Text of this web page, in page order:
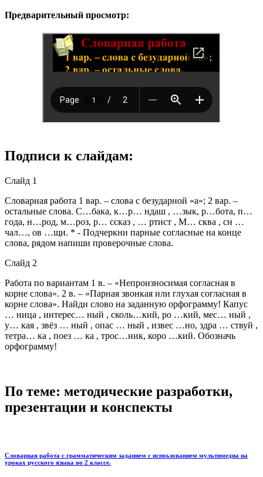
Предварительный просмотр:
Подписи к слайдам:
Слайд 1
Словарная работа 1 вар. – слова с безударной «а»; 2 вар. –
остальные слова. С…бака, к…р… ндаш , …зык, р…бота, п…
года, н…род, м…роз, р… ссказ , … ртист , М… сква , сн …
чал…, ов …щи. * - Подчеркни парные согласные на конце
слова, рядом напиши проверочные слова.
Слайд 2
Работа по вариантам 1 в. – «Непроизносимая согласная в
корне слова». 2 в. – «Парная звонкая или глухая согласная в
корне слова». Найди слово на заданную орфограмму! Капус
… ница , интерес… ный , сколь…кий, ро …кий, мес… ный ,
у… кая , звёз … ный , опас … ный , извес …но, здра … ствуй ,
тетра… ка , поез … ка , трос…ник, коро …кий. Обозначь
орфограмму!
По теме: методические разработки,
презентации и конспекты
Словарная работа с грамматическим заданием с испоьзованием мультимедиа на
уроках русского языка во 2 классе.